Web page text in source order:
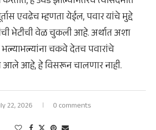
एवढेच म्हणता येईल, पवार यांचे मुद्दे
भेटीची वेळ चुकली आहे. अर्थात अशा
चकवे देतच पवारांचे
आले आहे, हे विसरून चालणार नाही.
22, 2026 0 comments